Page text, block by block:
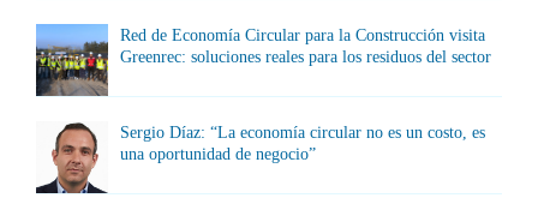
Red de Economía Circular para la Construcción visita
Greenrec: soluciones reales para los residuos del sector
Sergio Díaz: “La economía circular no es un costo, es
una oportunidad de negocio”